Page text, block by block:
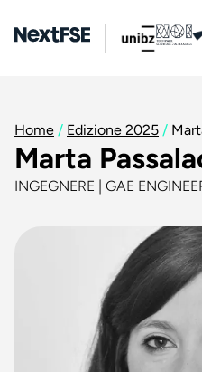
Home / Edizione 2025 /
Marta
INGEGNERE | GAE